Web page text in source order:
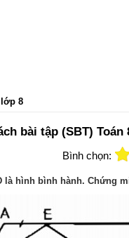
lớp 8
bài tập (SBT) Toán
Bình chọn:
là hình bình hành. Chứng